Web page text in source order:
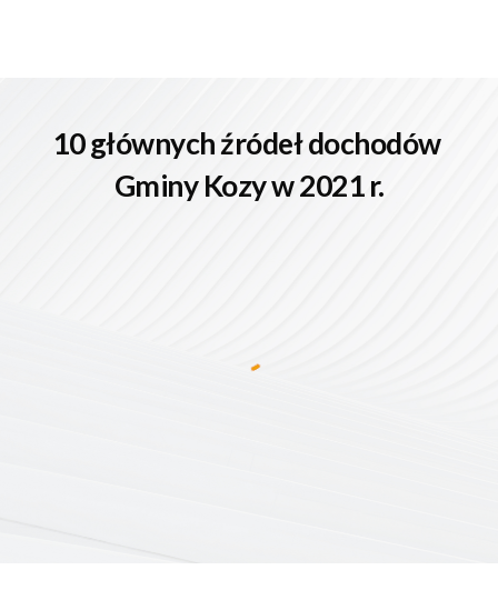
10 głównych źródeł dochodów
Gminy Kozy w 2021 r.